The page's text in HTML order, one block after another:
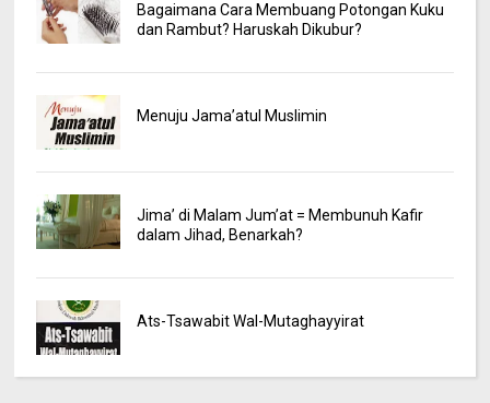
Bagaimana Cara Membuang Potongan Kuku
dan Rambut? Haruskah Dikubur?
Menuju Jama’atul Muslimin
Jima’ di Malam Jum’at = Membunuh Kafir
dalam Jihad, Benarkah?
Ats-Tsawabit Wal-Mutaghayyirat